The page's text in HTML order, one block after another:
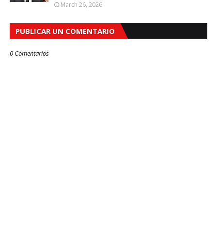
March 26, 2026
PUBLICAR UN COMENTARIO
0 Comentarios